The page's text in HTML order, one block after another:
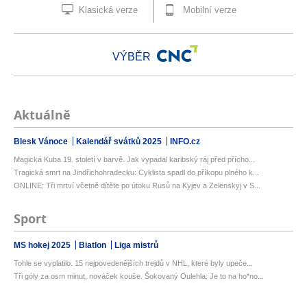
Klasická verze Mobilní verze
VÝBĚR
Aktuálně
Blesk Vánoce Kalendář svátků 2025 INFO.cz
Magická Kuba 19. století v barvě. Jak vypadal karibský ráj před přícho...
Tragická smrt na Jindřichohradecku: Cyklista spadl do příkopu plného k...
ONLINE: Tři mrtví včetně dítěte po útoku Rusů na Kyjev a Zelenskyj v S...
Sport
MS hokej 2025 Biatlon Liga mistrů
Tohle se vyplatilo. 15 nejpovedenějších trejdů v NHL, které byly upeče...
Tři góly za osm minut, nováček kouše. Šokovaný Oulehla: Je to na ho*no...